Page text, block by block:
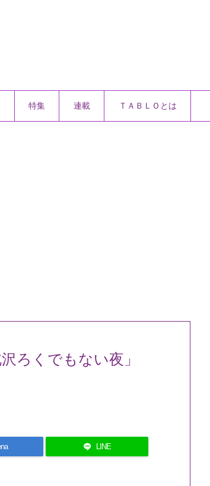
特集 連載 ＴＡＢＬＯとは
ろくでもない夜」
LINE